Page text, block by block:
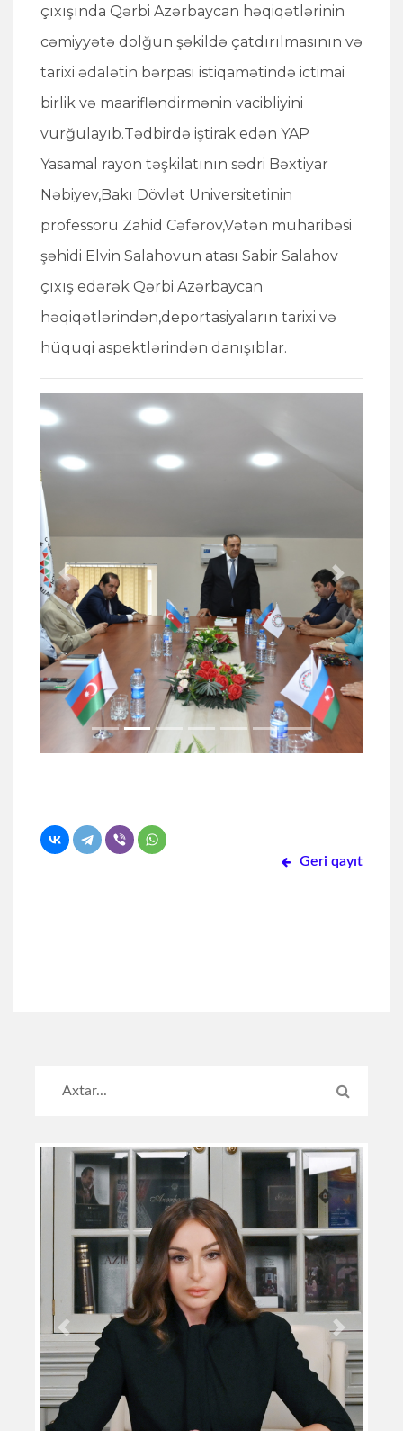
çıxışında Qərbi Azərbaycan həqiqətlərinin
cəmiyyətə dolğun şəkildə çatdırılmasının və
tarixi ədalətin bərpası istiqamətində ictimai
birlik və maarifləndirmənin vacibliyini
vurğulayıb.Tədbirdə iştirak edən YAP
Yasamal rayon təşkilatının sədri Bəxtiyar
Nəbiyev,Bakı Dövlət Universitetinin
professoru Zahid Cəfərov,Vətən müharibəsi
şəhidi Elvin Salahovun atası Sabir Salahov
çıxış edərək Qərbi Azərbaycan
həqiqətlərindən,deportasiyaların tarixi və
hüquqi aspektlərindən danışıblar.
Previous Next
Geri qayıt
Previous Next